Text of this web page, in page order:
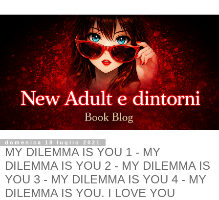
domenica 18 luglio 2021
MY DILEMMA IS YOU 1 - MY
DILEMMA IS YOU 2 - MY DILEMMA IS
YOU 3 - MY DILEMMA IS YOU 4 - MY
DILEMMA IS YOU. I LOVE YOU